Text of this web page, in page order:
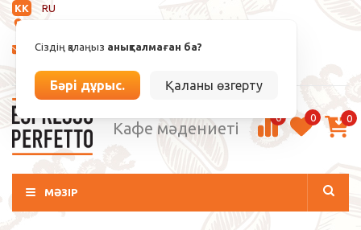
KK
RU
Сіздің қалаңыз анықталмаған ба?
Бәрі дұрыс. Қаланы өзгерту
info@espressoperfetto.kz
Кафе мәдениеті
0 0 0
МӘЗІР